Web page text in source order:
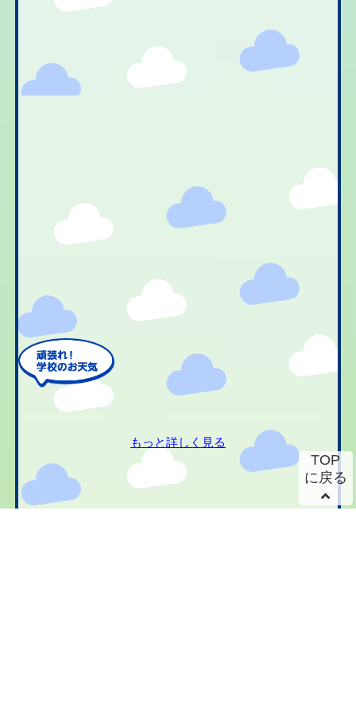
もっと詳しく見る
TOP
に戻る